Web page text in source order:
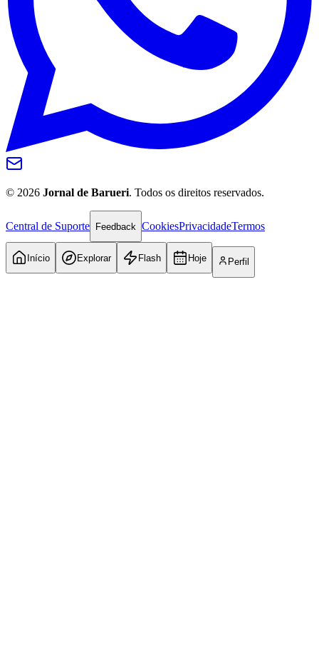
Internacional
© 2026 Jornal de Barueri. Todos os direitos reservados.
Central de Suporte Feedback CookiesPrivacidadeTermos
Início Explorar Flash Hoje Perfil